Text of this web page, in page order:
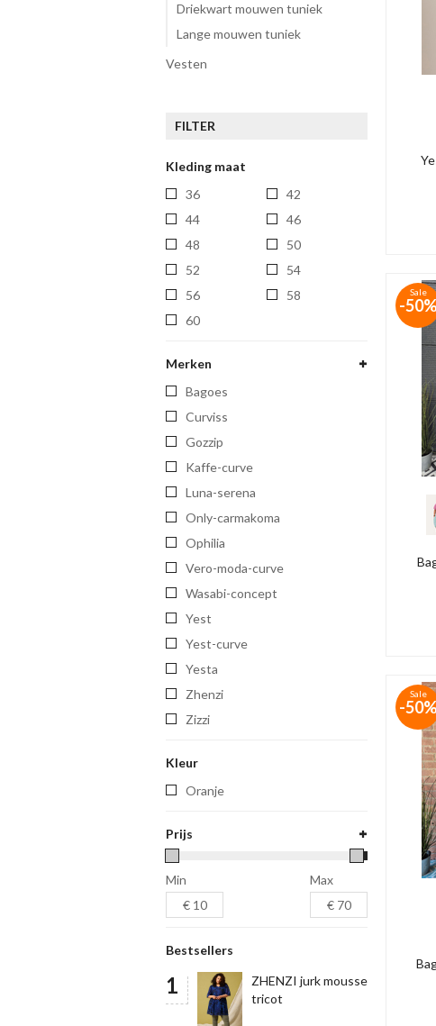
Driekwart mouwen tuniek
Lange mouwen tuniek
vesten
FILTER
Kleding maat
36
42
44
46
48
50
52
54
56
58
60
Merken
bagoes
curviss
gozzip
kaffe-curve
luna-serena
only-carmakoma
ophilia
vero-moda-curve
wasabi-concept
yest
yest-curve
yesta
zhenzi
zizzi
Kleur
Oranje
Prijs
Min Max
Bestsellers
ZHENZI jurk mousse
tricot
Sale
-
Sale
-